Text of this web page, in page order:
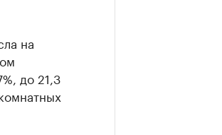
на
до 21,3